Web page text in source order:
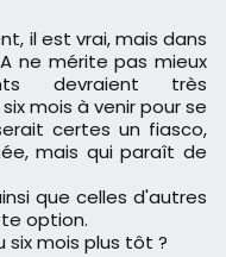
ne mérite pas mieux
devraient très
mois à venir pour se
certes un fiasco,
mais qui paraît de
que celles d'autres
option.
six mois plus tôt ?